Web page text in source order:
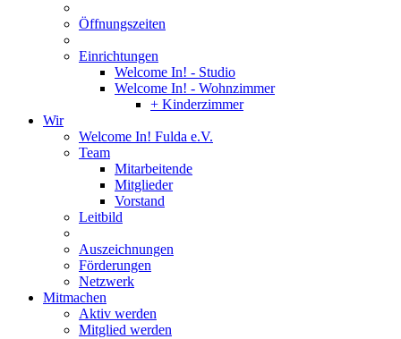
Öffnungszeiten
Einrichtungen
Welcome In! - Studio
Welcome In! - Wohnzimmer
+ Kinderzimmer
Wir
Welcome In! Fulda e.V.
Team
Mitarbeitende
Mitglieder
Vorstand
Leitbild
Auszeichnungen
Förderungen
Netzwerk
Mitmachen
Aktiv werden
Mitglied werden